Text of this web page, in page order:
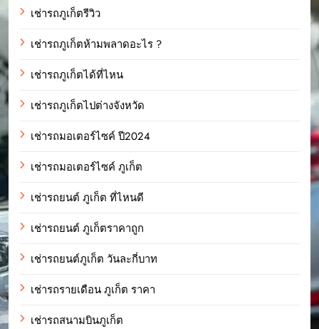
เช่ารถภูเก็ตรีวิว
เช่ารถภูเก็ตห้ามพลาดอะไร ?
เช่ารถภูเก็ตได้ที่ไหน
เช่ารถภูเก็ตไปต่างจังหวัด
เช่ารถมอเตอร์ไซค์ ปี2024
เช่ารถมอเตอร์ไซค์ ภูเก็ต
เช่ารถยนต์ ภูเก็ต ที่ไหนดี
เช่ารถยนต์ ภูเก็ตราคาถูก
เช่ารถยนต์ภูเก็ต วันละกี่บาท
เช่ารถรายเดือน ภูเก็ต ราคา
เช่ารถสนามบินภูเก็ต